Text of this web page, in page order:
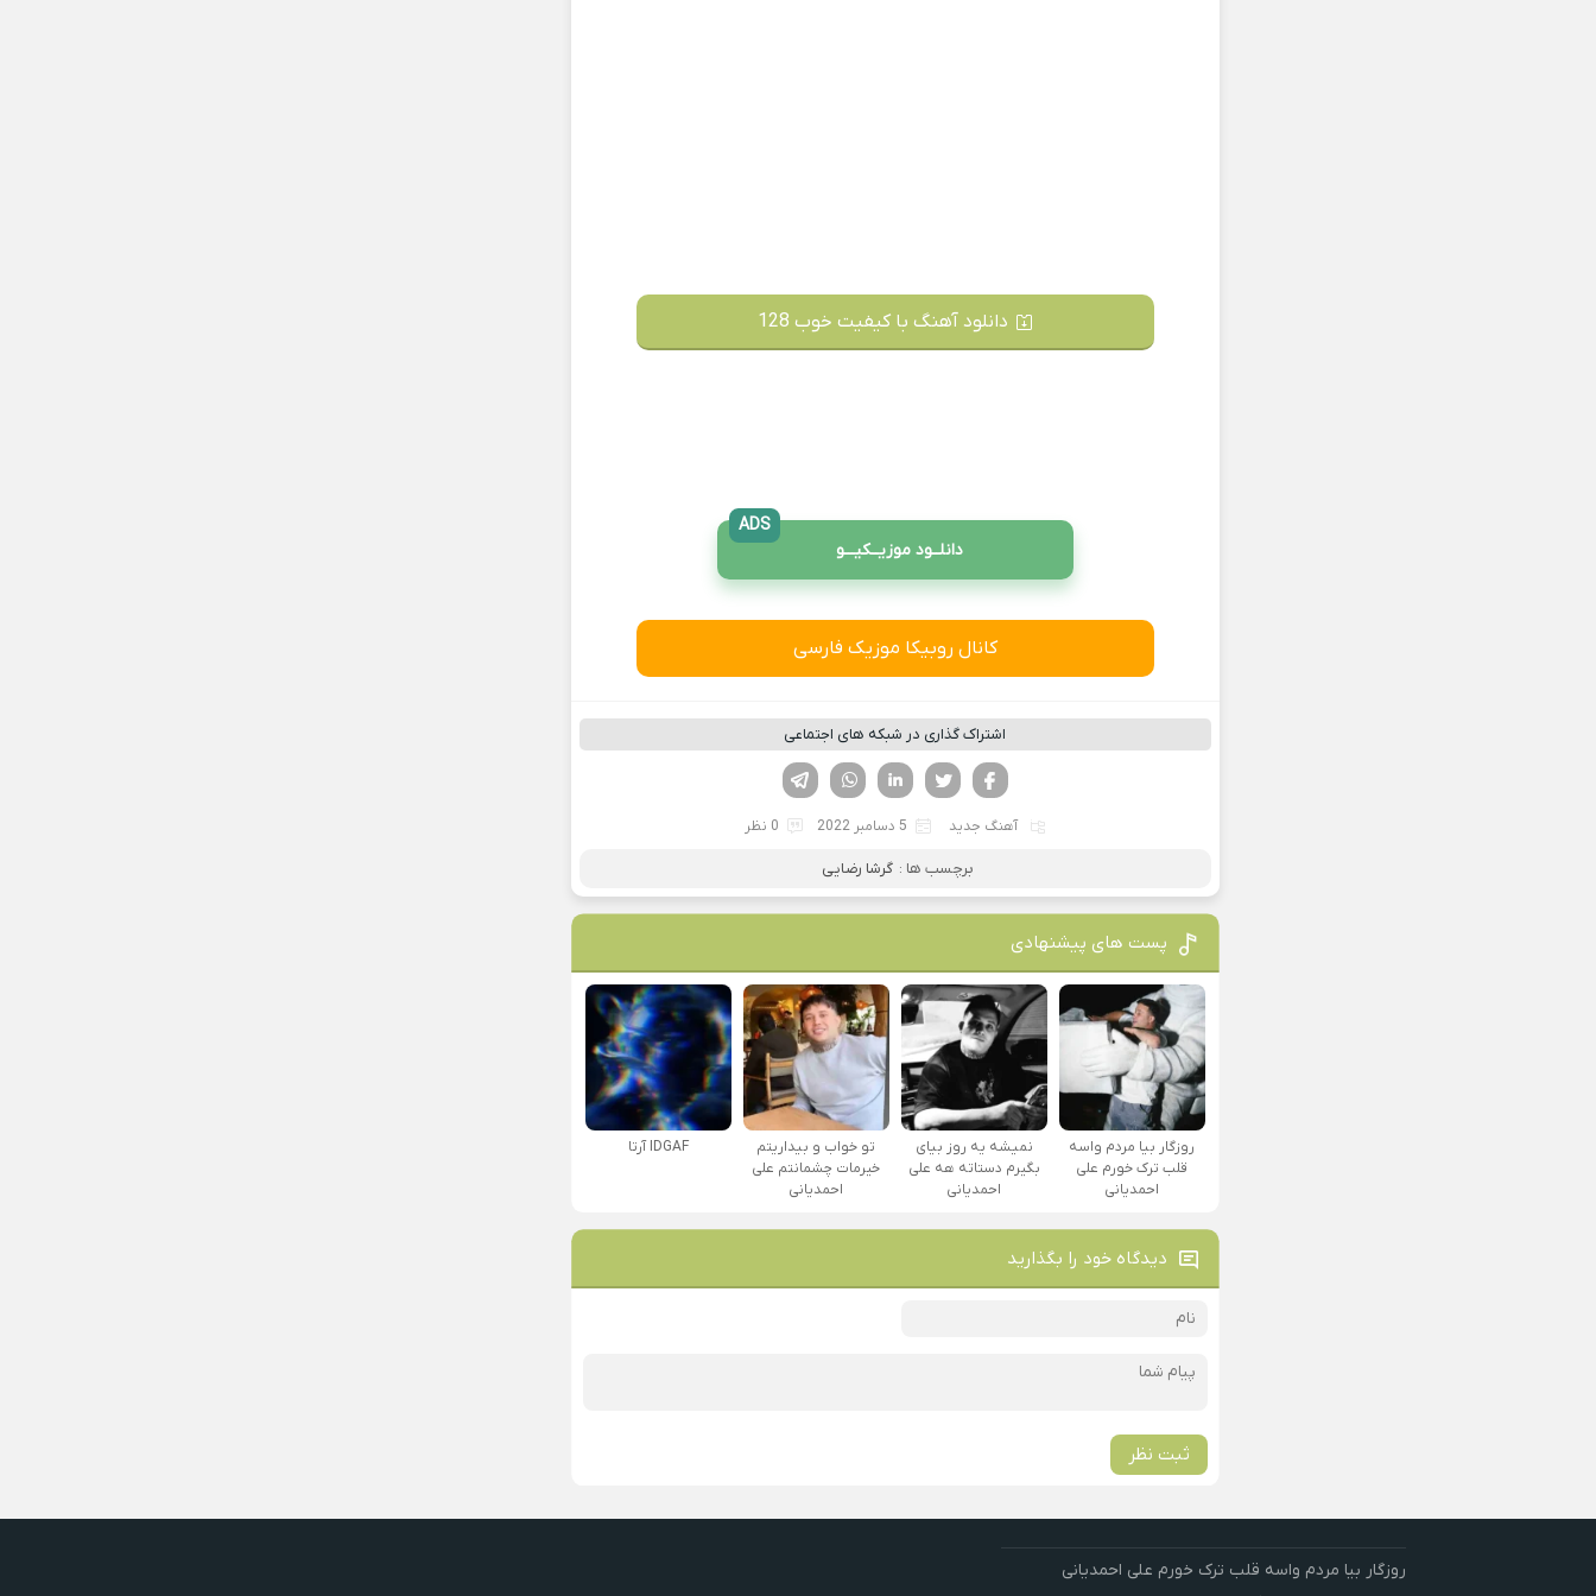
دانلود آهنگ با کیفیت خوب 128
دانلــود موزیــکیـــو
ADS
کانال روبیکا موزیک فارسی
اشتراک گذاری در شبکه های اجتماعی
لینکدین تویتر
فیسوک
آهنگ جدید 5 دسامبر 2022 0 نظر
برچسب ها : گرشا رضایی
پست های پیشنهادی
روزگار بیا مردم واسه
قلب ترک خورم علی
احمدیانی
نمیشه یه روز بیای
بگیرم دستاته هه علی
احمدیانی
تو خواب و بیداریتم
خیرمات چشمانتم علی
احمدیانی
IDGAF آرتا
دیدگاه خود را بگذارید
ثبت نظر
روزگار بیا مردم واسه قلب ترک خورم علی احمدیانی